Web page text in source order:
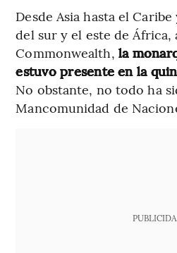
Desde Asia hasta el
del sur y el este de África,
Commonwealth, la
estuvo presente en la
No obstante, no todo ha
Mancomunidad de